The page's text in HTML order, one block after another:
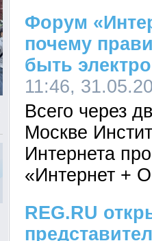
Форум
почему
быть
11:46,
Всего через
Москве
Интернета
«Интернет +
REG.RU